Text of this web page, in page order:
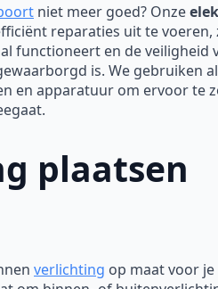
niet meer goed? Onze
reparaties uit te voeren,
functioneert en de veiligheid
is. We gebruiken
en apparatuur om ervoor te
plaatsen
verlichting op maat voor je